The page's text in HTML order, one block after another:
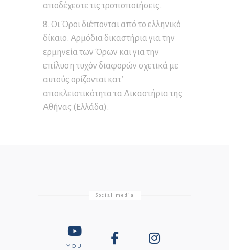
αποδέχεστε τις τροποποιήσεις.
8. Οι Όροι διέπονται από το ελληνικό
δίκαιο. Αρμόδια δικαστήρια για την
ερμηνεία των Όρων και για την
επίλυση τυχόν διαφορών σχετικά με
αυτούς ορίζονται κατ’
αποκλειστικότητα τα Δικαστήρια της
Αθήνας (Ελλάδα).
Social media
YOU